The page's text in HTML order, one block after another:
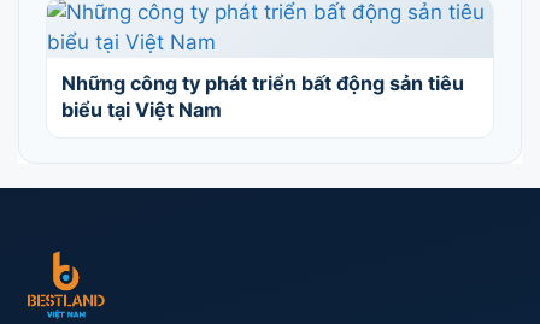
Những công ty phát triển bất động sản tiêu
biểu tại Việt Nam